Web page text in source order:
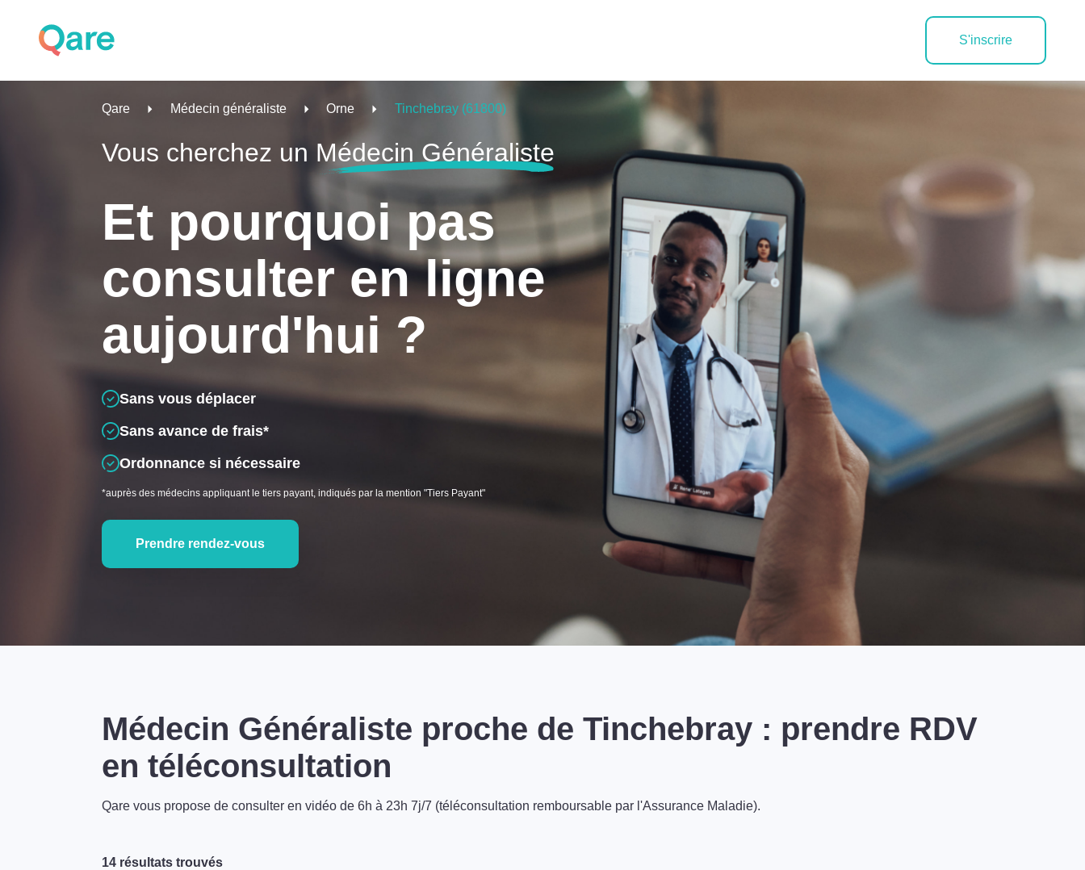
S'inscrire
Qare Médecin généraliste Orne Tinchebray (61800)
Vous cherchez un Médecin Généraliste
Et pourquoi pas
consulter en ligne
aujourd'hui ?
Sans vous déplacer
Sans avance de frais*
Ordonnance si nécessaire
*auprès des médecins appliquant le tiers payant, indiqués par la mention "Tiers Payant"
Prendre rendez-vous
Médecin Généraliste proche de Tinchebray : prendre RDV
en téléconsultation
Qare vous propose de consulter en vidéo de 6h à 23h 7j/7 (téléconsultation remboursable par l'Assurance Maladie).
14 résultats trouvés